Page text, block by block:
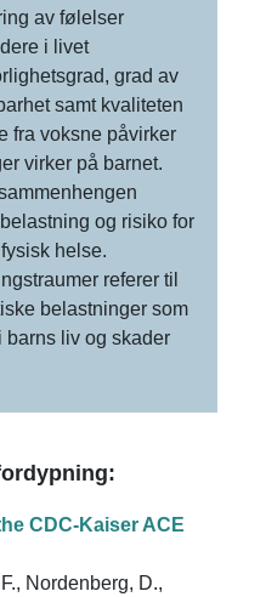
av følelser
i livet
grad av
samt kvaliteten
fra voksne påvirker
virker på barnet.
og risiko for
helse.
referer til
belastninger som
barns liv og skader
CDC-Kaiser ACE
Nordenberg, D.,